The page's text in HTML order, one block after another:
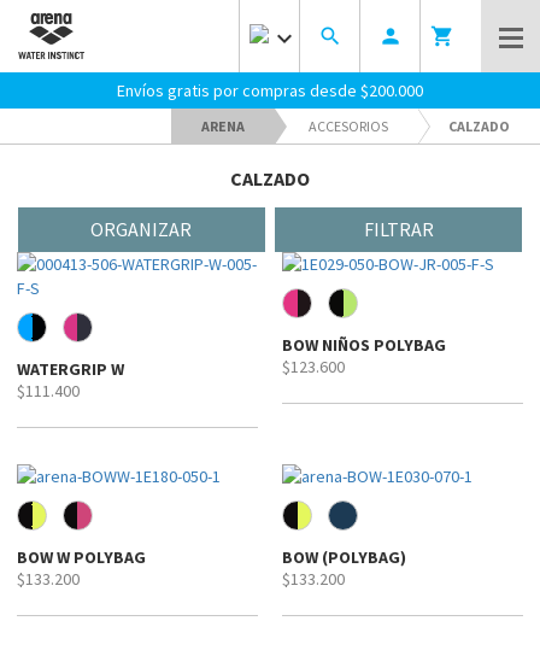
keyboard_arrow_down search person shopping_cart
Envíos gratis por compras desde $200.000
ARENA ACCESORIOS CALZADO
CALZADO
FILTRAR
ORGANIZAR
WATERGRIP W
$111.400
BOW NIÑOS POLYBAG
$123.600
BOW W POLYBAG
$133.200
BOW (POLYBAG)
$133.200